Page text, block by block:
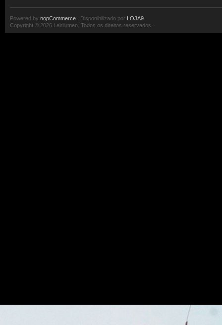
Powered by nopCommerce | Disponibilizado por LOJA9
Copyright © 2026 Leirilumen. Todos os direitos reservados.